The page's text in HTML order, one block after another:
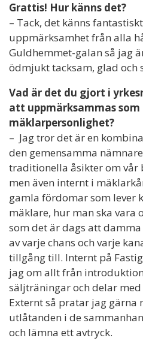
Grattis! Hur känns det?
– Tack, det känns
uppmärksamhet från alla
Guldhemmet-galan så jag
ödmjukt tacksam, glad och
Vad är det du gjort i
att uppmärksammas som
mäklarpersonlighet?
– Jag tror det är en
den gemensamma
traditionella åsikter om vår
men även internt i
gamla fördomar som lever
mäklare, hur man ska vara
som det är dags att damma
av varje chans och varje
tillgång till. Internt på
jag om allt från
säljträningar och delar
Externt så pratar jag gärna
utlåtanden i de
och lämna ett avtryck.